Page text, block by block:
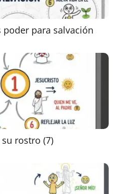
poder para salvación
rostro (7)